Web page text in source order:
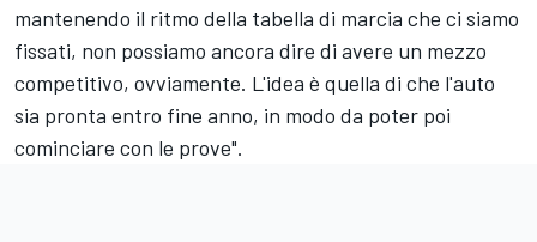
mantenendo il ritmo della tabella di marcia che ci siamo
fissati, non possiamo ancora dire di avere un mezzo
competitivo, ovviamente. L'idea è quella di che l'auto
sia pronta entro fine anno, in modo da poter poi
cominciare con le prove".